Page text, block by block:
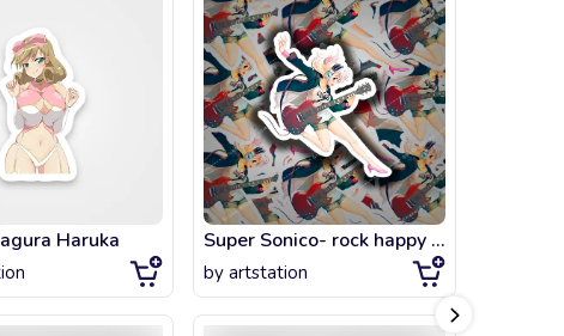
Haruka Super Sonico- rock happy pink heels
by artstation